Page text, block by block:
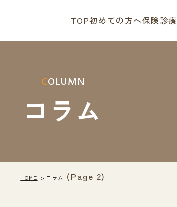
TOP初めての方へ保険診療
COLUMN
コラム
HOME コラム (Page 2)